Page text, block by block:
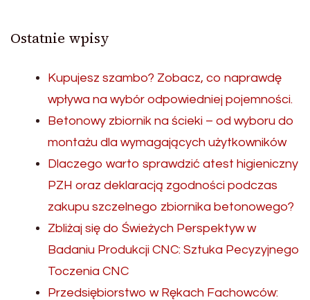
Ostatnie wpisy
Kupujesz szambo? Zobacz, co naprawdę
wpływa na wybór odpowiedniej pojemności.
Betonowy zbiornik na ścieki – od wyboru do
montażu dla wymagających użytkowników
Dlaczego warto sprawdzić atest higieniczny
PZH oraz deklaracją zgodności podczas
zakupu szczelnego zbiornika betonowego?
Zbliżaj się do Świeżych Perspektyw w
Badaniu Produkcji CNC: Sztuka Pecyzyjnego
Toczenia CNC
Przedsiębiorstwo w Rękach Fachowców: